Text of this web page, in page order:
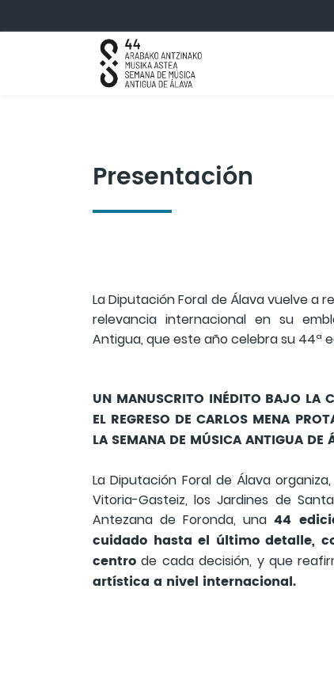
Presentación
La Diputación Foral de Álava vuelve a
relevancia internacional en su
Antigua, que este año celebra su 44ª
UN MANUSCRITO INÉDITO BAJO LA
EL REGRESO DE CARLOS MENA
LA SEMANA DE MÚSICA ANTIGUA DE
La Diputación Foral de Álava
Vitoria-Gasteiz, los Jardines de
Antezana de Foronda, una 44
cuidado hasta el último detalle,
centro de cada decisión, y que
artística a nivel internacional.